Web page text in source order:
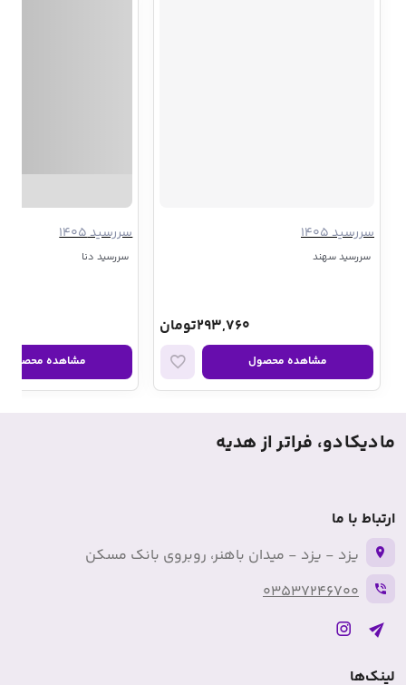
سررسید 1405
سررسید سهند
293,760تومان
مشاهده محصول
سررسید 1405
سررسید دنا
مشاهده محصول
مادیکادو، فراتر از هدیه
ارتباط با ما
یزد - یزد - میدان باهنر، روبروی بانک مسکن
03537246700
لینک‌ها